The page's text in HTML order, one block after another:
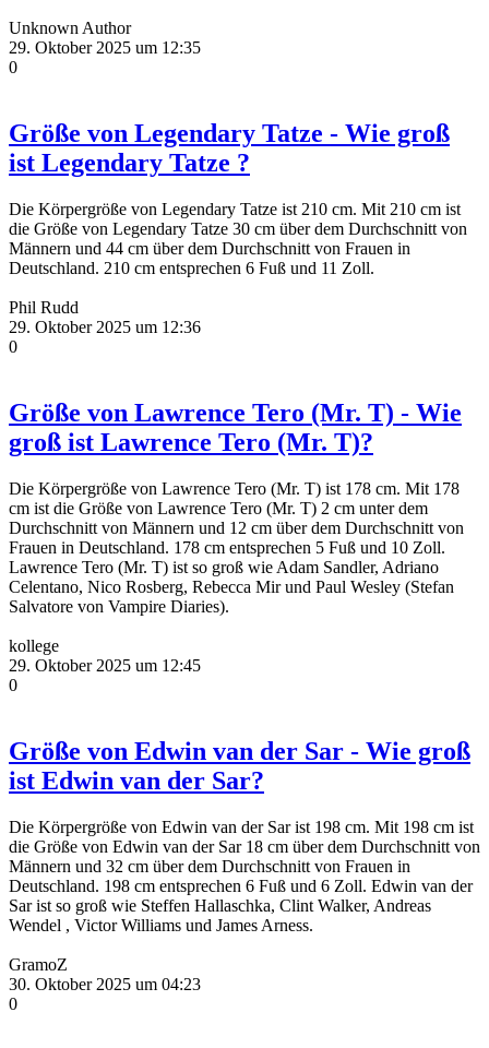
Unknown Author
29. Oktober 2025 um 12:35
0
Größe von Legendary Tatze - Wie groß
ist Legendary Tatze ?
Die Körpergröße von Legendary Tatze ist 210 cm. Mit 210 cm ist
die Größe von Legendary Tatze 30 cm über dem Durchschnitt von
Männern und 44 cm über dem Durchschnitt von Frauen in
Deutschland. 210 cm entsprechen 6 Fuß und 11 Zoll.
Phil Rudd
29. Oktober 2025 um 12:36
0
Größe von Lawrence Tero (Mr. T) - Wie
groß ist Lawrence Tero (Mr. T)?
Die Körpergröße von Lawrence Tero (Mr. T) ist 178 cm. Mit 178
cm ist die Größe von Lawrence Tero (Mr. T) 2 cm unter dem
Durchschnitt von Männern und 12 cm über dem Durchschnitt von
Frauen in Deutschland. 178 cm entsprechen 5 Fuß und 10 Zoll.
Lawrence Tero (Mr. T) ist so groß wie Adam Sandler, Adriano
Celentano, Nico Rosberg, Rebecca Mir und Paul Wesley (Stefan
Salvatore von Vampire Diaries).
kollege
29. Oktober 2025 um 12:45
0
Größe von Edwin van der Sar - Wie groß
ist Edwin van der Sar?
Die Körpergröße von Edwin van der Sar ist 198 cm. Mit 198 cm ist
die Größe von Edwin van der Sar 18 cm über dem Durchschnitt von
Männern und 32 cm über dem Durchschnitt von Frauen in
Deutschland. 198 cm entsprechen 6 Fuß und 6 Zoll. Edwin van der
Sar ist so groß wie Steffen Hallaschka, Clint Walker, Andreas
Wendel , Victor Williams und James Arness.
GramoZ
30. Oktober 2025 um 04:23
0